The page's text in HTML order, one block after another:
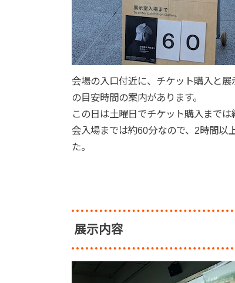
会場の入口付近に、チケット購入と展
の目安時間の案内があります。
この日は土曜日でチケット購入までは
会入場までは約60分なので、2時間以
た。
展示内容